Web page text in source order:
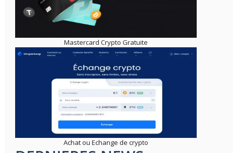
Mastercard Crypto Gratuite
Achat ou Echange de crypto